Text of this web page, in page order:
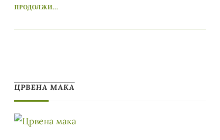
ПРОДОЛЖИ...
ЦРВЕНА МАКА